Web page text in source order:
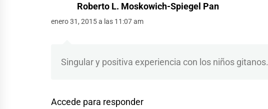
Roberto L. Moskowich-Spiegel Pan
enero 31, 2015 a las 11:07 am
Singular y positiva experiencia con los niños gitanos.
Accede para responder